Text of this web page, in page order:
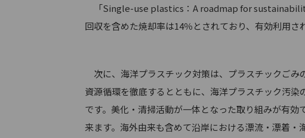
「Single-use plastics：A roadmap for
回収を含めた焼却率は14％とされており、有効利用さ
次に、海洋プラスチック対策は、プラスチックごみ
資源循環を徹底するとともに、海洋プラスチック汚
です。美化・清掃活動が一体となった取り組みが有
来ます。海外由来も含めて沿岸における漂流・漂着